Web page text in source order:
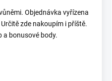
Objednávka vyřízena
zde nakoupím i příště.
a bonusové body.